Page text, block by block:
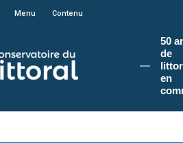
sur le site du Conservatoire du littoral, vous
Menu Contenu
50
de
en